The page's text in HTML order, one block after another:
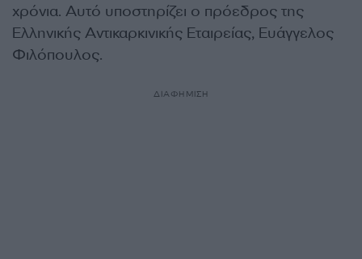
χρόνια. Αυτό υποστηρίζει ο πρόεδρος της
Ελληνικής Αντικαρκινικής Εταιρείας, Ευάγγελος
Φιλόπουλος.
ΔΙΑΦΗΜΙΣΗ